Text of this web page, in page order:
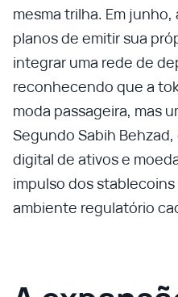
mesma trilha. Em
planos de emitir sua
integrar uma rede de
reconhecendo que a
moda passageira, mas
Segundo Sabih
digital de ativos e
impulso dos
ambiente regulatório